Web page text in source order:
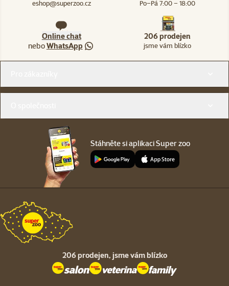
eshop@superzoo.cz Po–Pá 7:00 – 18:00
Online chat
neboWhatsApp
206 prodejen
jsme vám blízko
Stáhněte si aplikaci Super zoo
206 prodejen, jsme vám blízko